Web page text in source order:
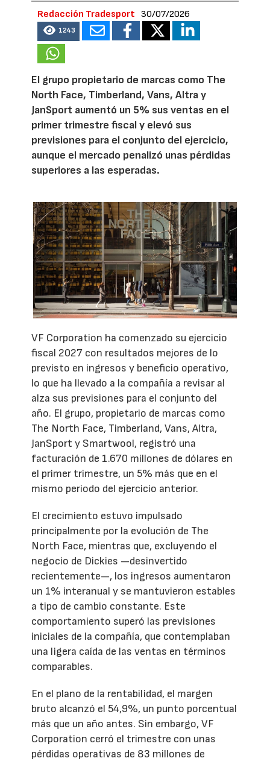
Redacción Tradesport 30/07/2026
1243
El grupo propietario de marcas como The
North Face, Timberland, Vans, Altra y
JanSport aumentó un 5% sus ventas en el
primer trimestre fiscal y elevó sus
previsiones para el conjunto del ejercicio,
aunque el mercado penalizó unas pérdidas
superiores a las esperadas.
VF Corporation ha comenzado su ejercicio
fiscal 2027 con resultados mejores de lo
previsto en ingresos y beneficio operativo,
lo que ha llevado a la compañía a revisar al
alza sus previsiones para el conjunto del
año. El grupo, propietario de marcas como
The North Face, Timberland, Vans, Altra,
JanSport y Smartwool, registró una
facturación de 1.670 millones de dólares en
el primer trimestre, un 5% más que en el
mismo periodo del ejercicio anterior.
El crecimiento estuvo impulsado
principalmente por la evolución de The
North Face, mientras que, excluyendo el
negocio de Dickies —desinvertido
recientemente—, los ingresos aumentaron
un 1% interanual y se mantuvieron estables
a tipo de cambio constante. Este
comportamiento superó las previsiones
iniciales de la compañía, que contemplaban
una ligera caída de las ventas en términos
comparables.
En el plano de la rentabilidad, el margen
bruto alcanzó el 54,9%, un punto porcentual
más que un año antes. Sin embargo, VF
Corporation cerró el trimestre con unas
pérdidas operativas de 83 millones de